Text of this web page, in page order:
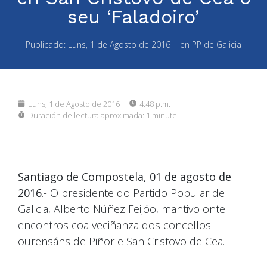
seu ‘Faladoiro’
Publicado: Luns, 1 de Agosto de 2016 en PP de Galicia
Luns, 1 de Agosto de 2016
4:48 p.m.
Duración de lectura aproximada: 1 minute
Santiago de Compostela, 01 de agosto de
2016.- O presidente do Partido Popular de
Galicia, Alberto Núñez Feijóo, mantivo onte
encontros coa veciñanza dos concellos
ourensáns de Piñor e San Cristovo de Cea.